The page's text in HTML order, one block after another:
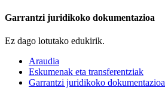
Garrantzi juridikoko dokumentazioa
Ez dago lotutako edukirik.
Araudia
Eskumenak eta transferentziak
Garrantzi juridikoko dokumentazioa